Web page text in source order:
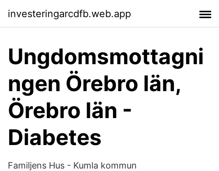
investeringarcdfb.web.app
Ungdomsmottagni
ngen Örebro län,
Örebro län -
Diabetes
Familjens Hus - Kumla kommun